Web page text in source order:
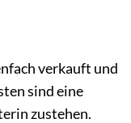
verkauft und
sind eine
zustehen.